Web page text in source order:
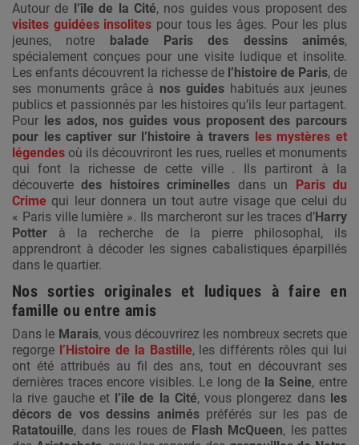
Autour de l’île de la Cité, nos guides vous proposent des
visites guidées insolites pour tous les âges. Pour les plus
jeunes, notre balade Paris des dessins animés,
spécialement conçues pour une visite ludique et insolite.
Les enfants découvrent la richesse de l’histoire de Paris, de
ses monuments grâce à nos guideshabitués aux jeunes
publics et passionnés par les histoires qu’ils leur partagent.
Pour les ados, nos guides vous proposent des parcours
pour les captiver sur l’histoire à travers les mystères et
légendes où ils découvriront les rues, ruelles et monuments
qui font la richesse de cette ville . Ils partiront à la
découverte des histoires criminelles dans un Paris du
Crime qui leur donnera un tout autre visage que celui du
« Paris ville lumière ». Ils marcheront sur les traces d’Harry
Potter à la recherche de la pierre philosophal, ils
apprendront à décoder les signes cabalistiques éparpillés
dans le quartier.
Nos sorties originales et ludiques à faire en
famille ou entre amis
Dans le Marais, vous découvrirez les nombreux secrets que
regorge l’Histoire de la Bastille, les différents rôles qui lui
ont été attribués au fil des ans, tout en découvrant ses
dernières traces encore visibles. Le long de la Seine, entre
la rive gauche et l’île de la Cité, vous plongerez dans les
décors de vos dessins animéspréférés sur les pas de
Ratatouille, dans les roues de Flash McQueen, les pattes